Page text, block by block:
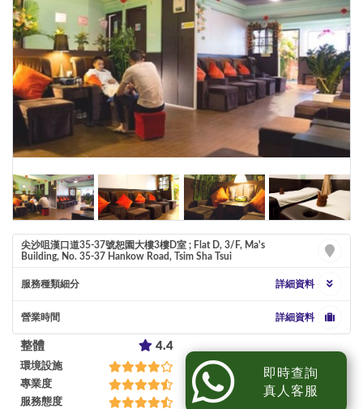
尖沙咀漢口道35-37號恕園大樓3樓D室 ; Flat D, 3/F, Ma's
Building, No. 35-37 Hankow Road, Tsim Sha Tsui
服務種類細分 詳細資料
營業時間 詳細資料
整體 4.4
環境設施
專業度
服務態度
即時查詢
真人客服